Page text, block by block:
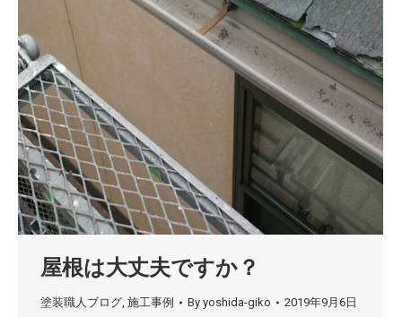
屋根は大丈夫ですか？
塗装職人ブログ, 施工事例 By yoshida-giko 2019年9月6日